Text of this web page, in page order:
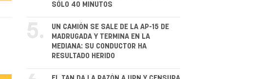
SÓLO 40 MINUTOS
5.
UN CAMIÓN SE SALE DE LA AP-15 DE
MADRUGADA Y TERMINA EN LA
MEDIANA: SU CONDUCTOR HA
RESULTADO HERIDO